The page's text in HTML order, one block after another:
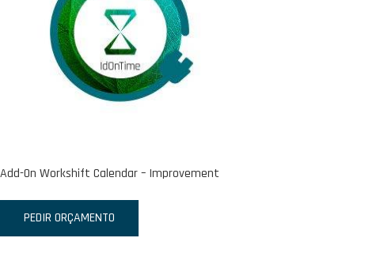
Add-On Workshift Calendar – Improvement
PEDIR ORÇAMENTO